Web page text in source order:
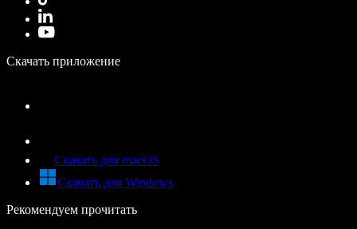
Скачать приложение
Скачать для macOS
Скачать для Windows
Рекомендуем прочитать